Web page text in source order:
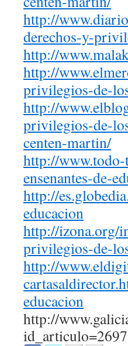
http://
derechos-y-
http://
http://
privilegios-de-
http://
privilegios-de-
centen-martin/
http://www.todo-
ensenantes-de-
http://
educacion
http://izona.org/
privilegios-de-
http://www.
educacion
http://
id_articulo=2697